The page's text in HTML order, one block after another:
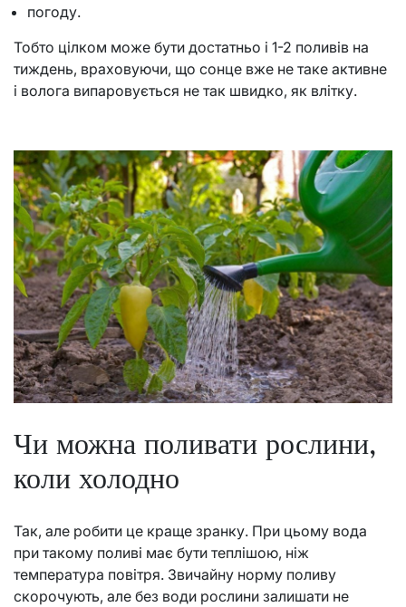
погоду.
Тобто цілком може бути достатньо і 1-2 поливів на
тиждень, враховуючи, що сонце вже не таке активне
і волога випаровується не так швидко, як влітку.
Чи можна поливати рослини,
коли холодно
Так, але робити це краще зранку. При цьому вода
при такому поливі має бути теплішою, ніж
температура повітря. Звичайну норму поливу
скорочують, але без води рослини залишати не